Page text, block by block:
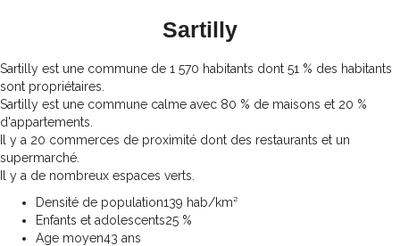
Sartilly
Sartilly est une commune de 1 570 habitants dont 51 % des habitants
sont propriétaires.
Sartilly est une commune calme avec 80 % de maisons et 20 %
d'appartements.
Il y a 20 commerces de proximité dont des restaurants et un
supermarché.
Il y a de nombreux espaces verts.
Densité de population139 hab/km²
Enfants et adolescents25 %
Age moyen43 ans